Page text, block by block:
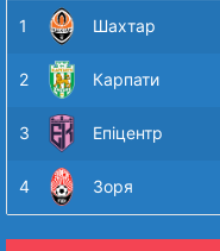
1 Шахтар
2 Карпати
3 Епіцентр
4 Зоря